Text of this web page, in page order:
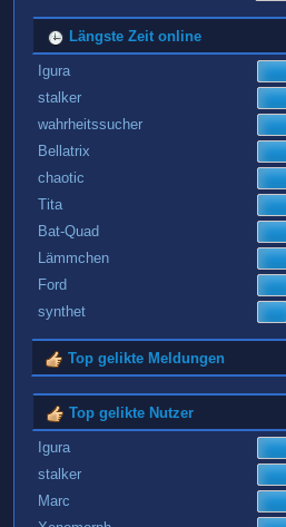
Längste Zeit online
Igura
stalker
wahrheitssucher
Bellatrix
chaotic
Tita
Bat-Quad
Lämmchen
Ford
synthet
Top gelikte Meldungen
Top gelikte Nutzer
Igura
stalker
Marc